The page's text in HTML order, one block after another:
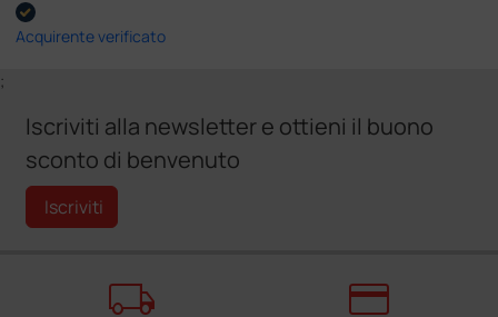
Acquirente verificato
;
Iscriviti alla newsletter e ottieni il buono
sconto di benvenuto
Iscriviti
local_shipping credit_card